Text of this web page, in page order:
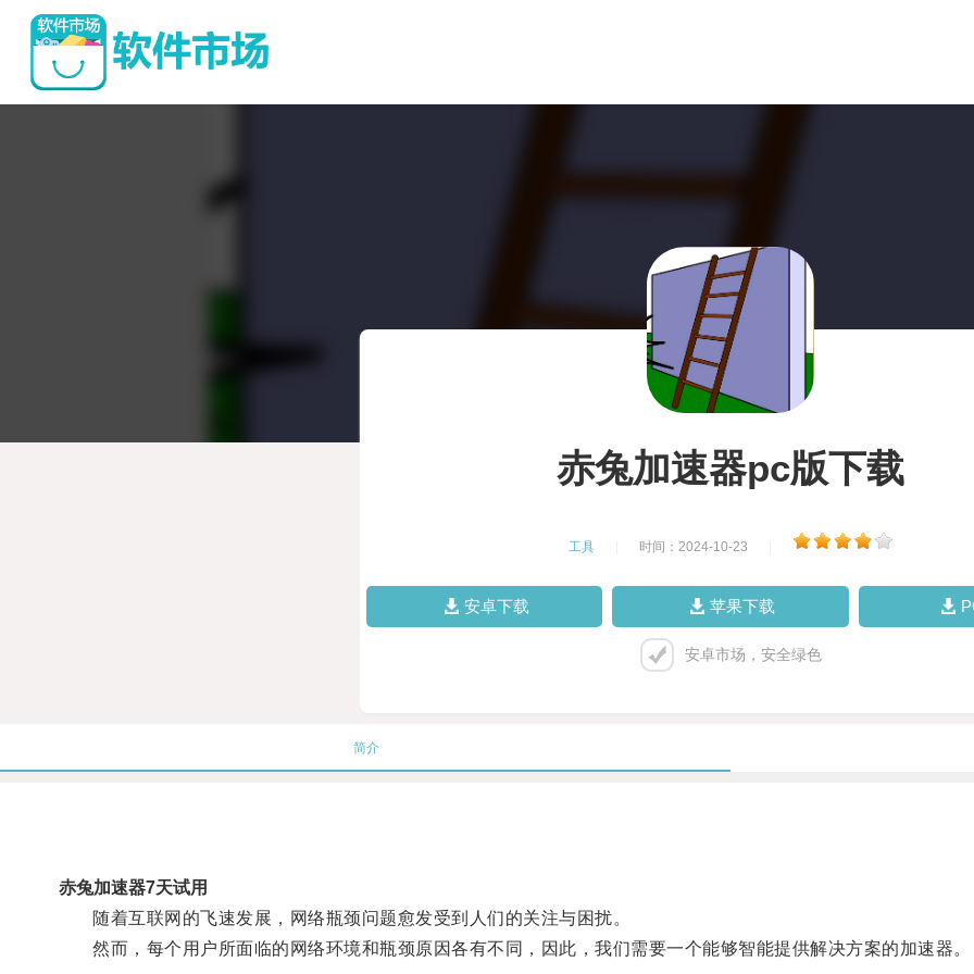
赤兔加速器pc版下载
工具 时间：2024-10-23
安卓下载 苹果下载
安卓市场，安全绿色
简介
赤兔加速器7天试用
随着互联网的飞速发展，网络瓶颈问题愈发受到人们的关注与困扰。
然而，每个用户所面临的网络环境和瓶颈原因各有不同，因此，我们需要一个能够智能提供解决方案的加速器。